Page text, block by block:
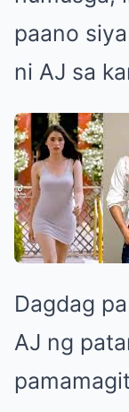
paano
ni AJ sa
Dagdag
AJ ng